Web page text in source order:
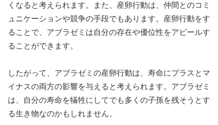
くなると考えられます。また、産卵行動は、仲間とのコミ
ュニケーションや競争の手段でもあります。産卵行動をす
ることで、アブラゼミは自分の存在や優位性をアピールす
ることができます。
したがって、アブラゼミの産卵行動は、寿命にプラスとマ
イナスの両方の影響を与えると考えられます。アブラゼミ
は、自分の寿命を犠牲にしてでも多くの子孫を残そうとす
る生き物なのかもしれません。